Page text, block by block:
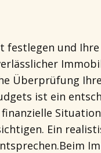
festlegen und
Überprüfung
ist ein
Ein